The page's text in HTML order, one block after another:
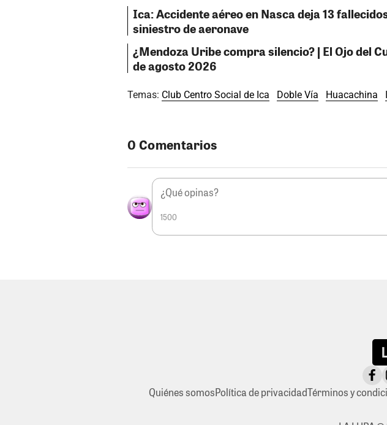
Ica: Accidente aéreo en Nasca deja 13
siniestro de aeronave
¿Mendoza Uribe compra silencio? | El Ojo del
de agosto 2026
Temas: Club Centro Social de Ica Doble Vía Huacachina
0 Comentarios
1500
Quiénes somosPolítica de privacidadTérminos y